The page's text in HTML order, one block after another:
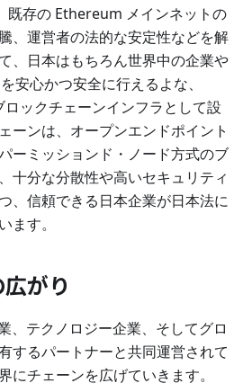
既存の Ethereum メインネットの
、運営者の法的な安定性などを解
、日本はもちろん世界中の企業や
安心かつ安全に行えるよな、
ックチェーンインフラとして設
ーンは、オープンエンドポイント
ーミッションド・ノード方式のブ
十分な分散性や高いセキュリティ
、信頼できる日本企業が日本法に
ます。
がり
、テクノロジー企業、そしてグロ
するパートナーと共同運営されて
にチェーンを広げていきます。